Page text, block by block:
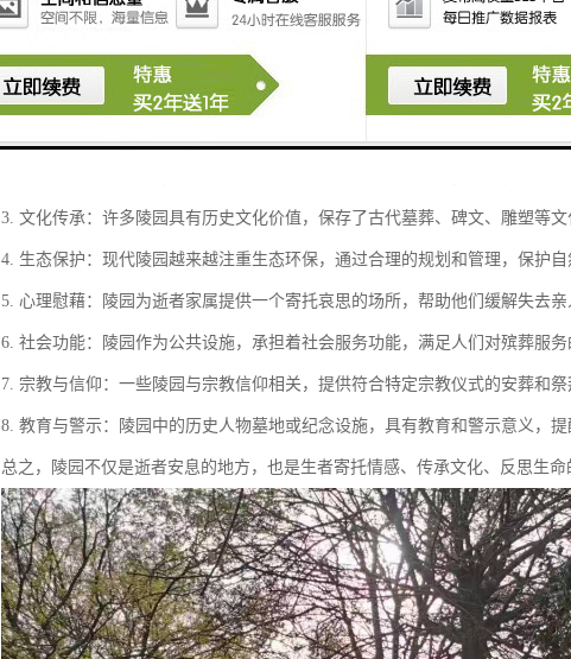
陵园的功能主要包括以下几个方面：
1. 安葬逝者：陵园是专门用于安葬逝者的场所，提供墓地、骨灰存放等服务
2. 纪念与缅怀：陵园为家属和亲友提供一个庄重、肃穆的环境，方便他们前
3. 文化传承：许多陵园具有历史文化价值，保存了古代墓葬、碑文、雕塑等
4. 生态保护：现代陵园越来越注重生态环保，通过合理的规划和管理，保护
5. 心理慰藉：陵园为逝者家属提供一个寄托哀思的场所，帮助他们缓解失去亲
6. 社会功能：陵园作为公共设施，承担着社会服务功能，满足人们对殡葬服
7. 宗教与信仰：一些陵园与宗教信仰相关，提供符合特定宗教仪式的安葬和祭
8. 教育与警示：陵园中的历史人物墓地或纪念设施，具有教育和警示意义，提
总之，陵园不仅是逝者安息的地方，也是生者寄托情感、传承文化、反思生命